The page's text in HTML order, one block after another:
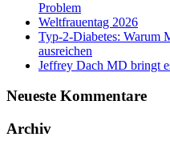
Problem
Weltfrauentag 2026
Typ-2-Diabetes: Warum
ausreichen
Jeffrey Dach MD bringt
Neueste Kommentare
Archiv